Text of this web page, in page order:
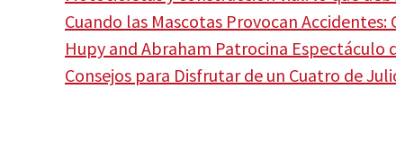
Cuando las Mascotas Provocan Accidentes:
Hupy and Abraham Patrocina Espectáculo
Consejos para Disfrutar de un Cuatro de